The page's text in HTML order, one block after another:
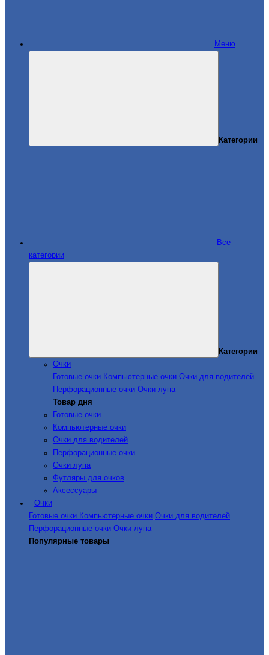
Меню
Категории
Все
категории
Категории
Очки
Готовые очки Компьютерные очки Очки для водителей
Перфорационные очки Очки лупа
Товар дня
Готовые очки
Компьютерные очки
Очки для водителей
Перфорационные очки
Очки лупа
Футляры для очков
Аксессуары
Очки
Готовые очки Компьютерные очки Очки для водителей
Перфорационные очки Очки лупа
Популярные товары